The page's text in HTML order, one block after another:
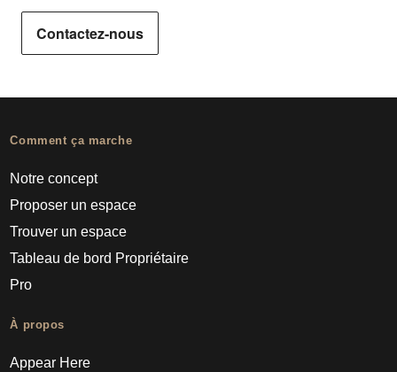
Contactez-nous
Comment ça marche
Notre concept
Proposer un espace
Trouver un espace
Tableau de bord Propriétaire
Pro
À propos
Appear Here